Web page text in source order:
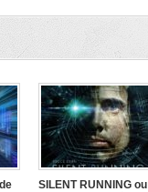
SILENT RUNNING ou